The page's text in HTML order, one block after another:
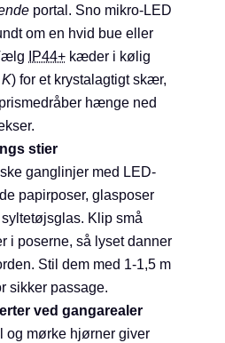
portal. Sno mikro-LED
om en hvid bue eller
IP44+ kæder i kølig
) for et krystalagtigt skær,
hænge ned
stier
ganglinjer med LED-
papirposer, glasposer
Klip små
i poserne, så lyset danner
Stil dem med 1-1,5 m
sikker passage.
ved gangarealer
og mørke hjørner giver